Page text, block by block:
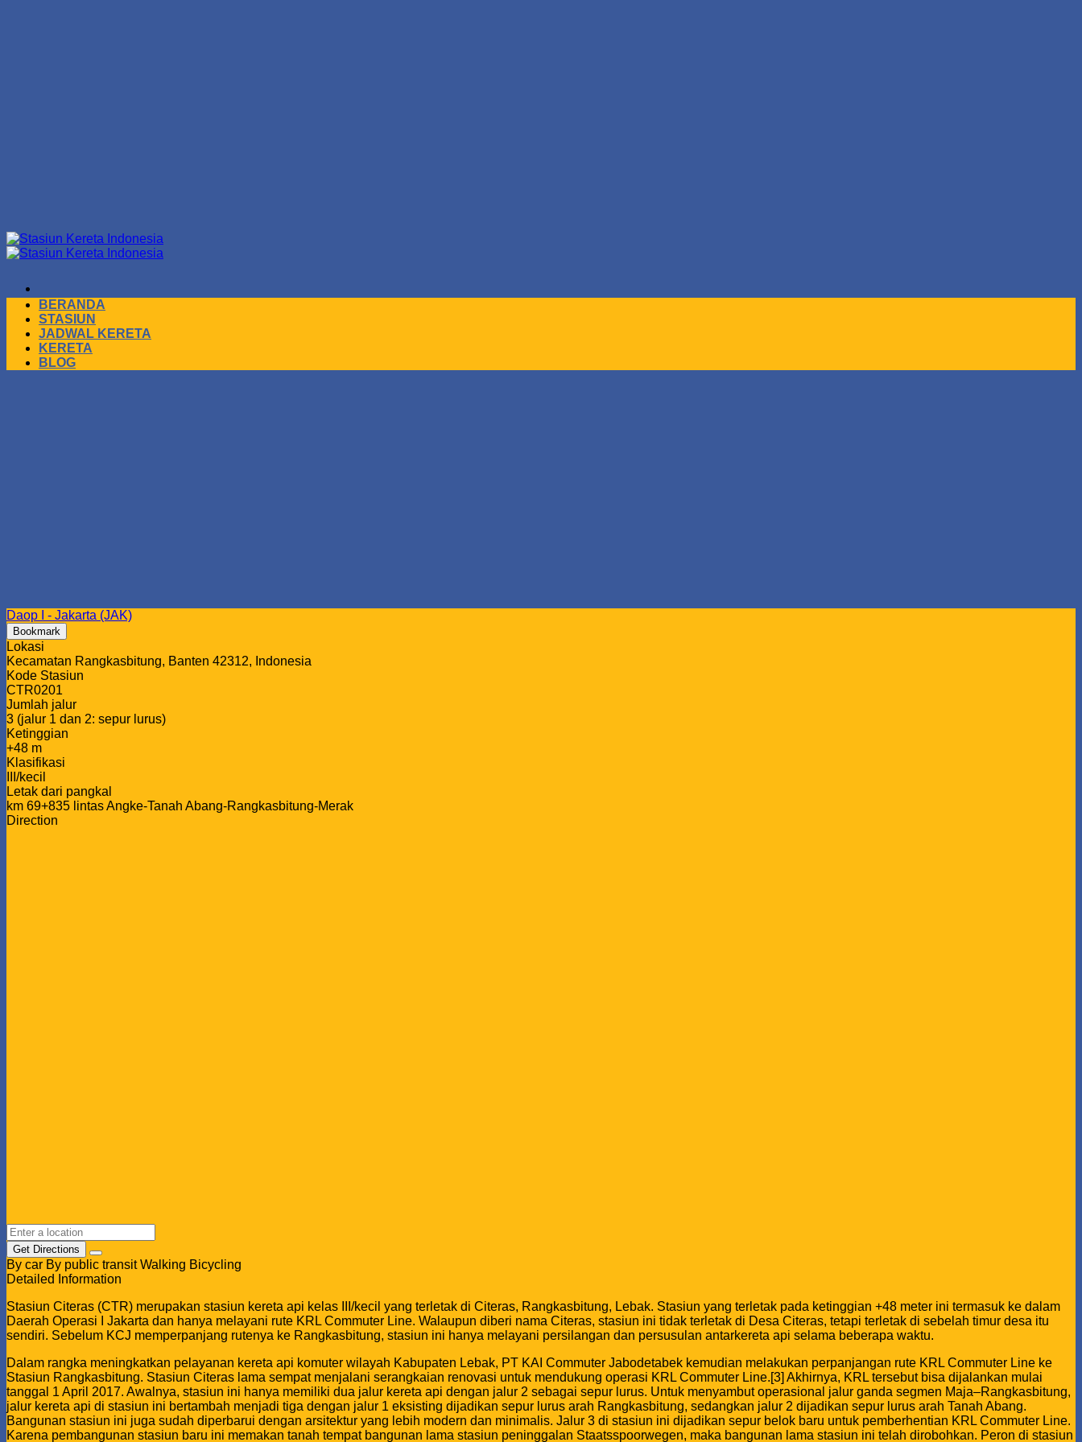
Skip
to
BERANDA
STASIUN
JADWAL KERETA
KERETA
BLOG
Daop I - Jakarta (JAK)
Bookmark
Lokasi
Kecamatan Rangkasbitung, Banten 42312, Indonesia
Kode Stasiun
CTR0201
Jumlah jalur
3 (jalur 1 dan 2: sepur lurus)
Ketinggian
+48 m
Klasifikasi
III/kecil
Letak dari pangkal
km 69+835 lintas Angke-Tanah Abang-Rangkasbitung-Merak
Direction
Get Directions
By car By public transit Walking Bicycling
Detailed Information
Stasiun Citeras (CTR) merupakan stasiun kereta api kelas III/kecil yang terletak di Citeras, Rangkasbitung, Lebak. Stasiun yang terletak pada ketinggian +48 meter ini termasuk ke dalam
Daerah Operasi I Jakarta dan hanya melayani rute KRL Commuter Line. Walaupun diberi nama Citeras, stasiun ini tidak terletak di Desa Citeras, tetapi terletak di sebelah timur desa itu
sendiri. Sebelum KCJ memperpanjang rutenya ke Rangkasbitung, stasiun ini hanya melayani persilangan dan persusulan antarkereta api selama beberapa waktu.
Dalam rangka meningkatkan pelayanan kereta api komuter wilayah Kabupaten Lebak, PT KAI Commuter Jabodetabek kemudian melakukan perpanjangan rute KRL Commuter Line ke
Stasiun Rangkasbitung. Stasiun Citeras lama sempat menjalani serangkaian renovasi untuk mendukung operasi KRL Commuter Line.[3] Akhirnya, KRL tersebut bisa dijalankan mulai
tanggal 1 April 2017. Awalnya, stasiun ini hanya memiliki dua jalur kereta api dengan jalur 2 sebagai sepur lurus. Untuk menyambut operasional jalur ganda segmen Maja–Rangkasbitung,
jalur kereta api di stasiun ini bertambah menjadi tiga dengan jalur 1 eksisting dijadikan sepur lurus arah Rangkasbitung, sedangkan jalur 2 dijadikan sepur lurus arah Tanah Abang.
Bangunan stasiun ini juga sudah diperbarui dengan arsitektur yang lebih modern dan minimalis. Jalur 3 di stasiun ini dijadikan sepur belok baru untuk pemberhentian KRL Commuter Line.
Karena pembangunan stasiun baru ini memakan tanah tempat bangunan lama stasiun peninggalan Staatsspoorwegen, maka bangunan lama stasiun ini telah dirobohkan. Peron di stasiun